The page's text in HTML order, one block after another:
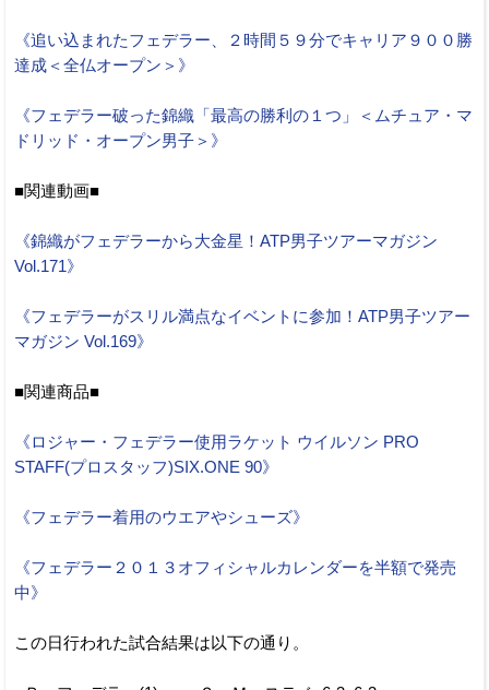
《追い込まれたフェデラー、２時間５９分でキャリア９００勝
達成＜全仏オープン＞》
《フェデラー破った錦織「最高の勝利の１つ」＜ムチュア・マ
ドリッド・オープン男子＞》
■関連動画■
《錦織がフェデラーから大金星！ATP男子ツアーマガジン
Vol.171》
《フェデラーがスリル満点なイベントに参加！ATP男子ツアー
マガジン Vol.169》
■関連商品■
《ロジャー・フェデラー使用ラケット ウイルソン PRO
STAFF(プロスタッフ)SIX.ONE 90》
《フェデラー着用のウエアやシューズ》
《フェデラー２０１３オフィシャルカレンダーを半額で発売
中》
この日行われた試合結果は以下の通り。